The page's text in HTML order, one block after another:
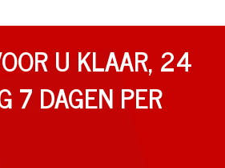
U KLAAR, 24
7 DAGEN PER